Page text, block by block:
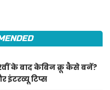
के बाद केबिन क्रू कैसे बनें?
इंटरव्यू टिप्स